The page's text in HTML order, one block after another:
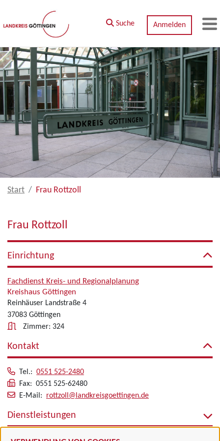
Zum Hauptinhalt springen
Suche Anmelden
Start Frau Rottzoll
Frau Rottzoll
Einrichtung
Fachdienst Kreis- und Regionalplanung
Kreishaus Göttingen
Reinhäuser Landstraße 4
37083 Göttingen
Zimmer: 324
Kontakt
Tel.: 0551 525-2480
Fax: 0551 525-62480
E-Mail: rottzoll@landkreisgoettingen.de
Dienstleistungen